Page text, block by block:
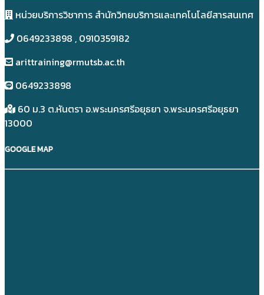
หน่วยบริการวิชาการ สำนักวิทยบริการและเทคโนโลยีสารสนเทศ
0649233898​ , 0910359182
arittraining@rmutsb.ac.th
0649233898​
60 ม.3 ต.หันตรา อ.พระนครศรีอยุธยา จ.พระนครศรีอยุธยา
13000
GOOGLE MAP